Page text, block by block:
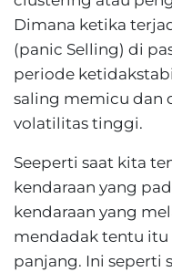
Dimana ketika
(panic Selling) di
periode
saling memicu dan
volatilitas tinggi.
Seeperti saat kita
kendaraan yang
kendaraan yang
mendadak tentu
panjang. Ini seperti